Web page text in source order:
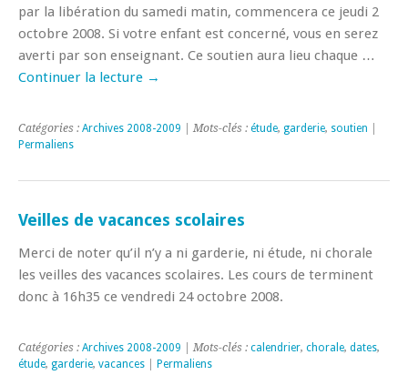
par la libération du samedi matin, commencera ce jeudi 2
octobre 2008. Si votre enfant est concerné, vous en serez
averti par son enseignant. Ce soutien aura lieu chaque …
Continuer la lecture →
Catégories : Archives 2008-2009 | Mots-clés : étude, garderie, soutien
Permaliens
Veilles de vacances scolaires
Merci de noter qu’il n’y a ni garderie, ni étude, ni chorale
les veilles des vacances scolaires. Les cours de terminent
donc à 16h35 ce vendredi 24 octobre 2008.
Catégories : Archives 2008-2009 | Mots-clés : calendrier, chorale, dates,
étude, garderie, vacances Permaliens